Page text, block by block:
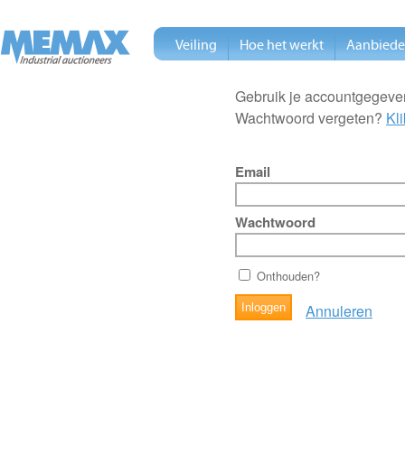
Gebruik je
Wachtwoord vergeten?
Email
Wachtwoord
Onthouden?
Annuleren
Veiling Hoe het werkt